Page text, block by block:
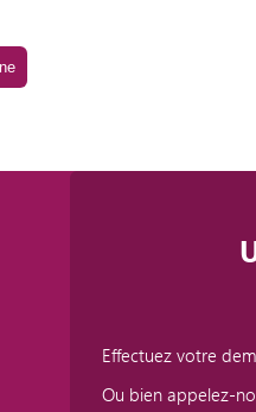
Effectuez votre
Ou bien appelez-